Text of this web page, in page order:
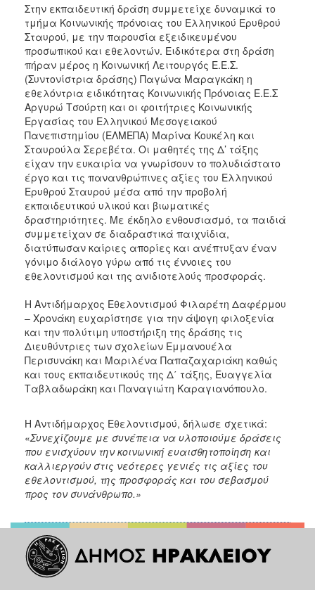
​Στην εκπαιδευτική δράση συμμετείχε δυναμικά το
τμήμα Κοινωνικής πρόνοιας του Ελληνικού Ερυθρού
Σταυρού, με την παρουσία εξειδικευμένου
προσωπικού και εθελοντών. Ειδικότερα στη δράση
πήραν μέρος η Κοινωνική Λειτουργός Ε.Ε.Σ.
(Συντονίστρια δράσης) Παγώνα Μαραγκάκη η
εθελόντρια ειδικότητας Κοινωνικής Πρόνοιας Ε.Ε.Σ
Αργυρώ Τσούρτη και οι φοιτήτριες Κοινωνικής
Εργασίας του Ελληνικού Μεσογειακού
Πανεπιστημίου (ΕΛΜΕΠΑ) Μαρίνα Κουκέλη και
Σταυρούλα Σερεβέτα. Οι μαθητές της Δ’ τάξης
είχαν την ευκαιρία να γνωρίσουν το πολυδιάστατο
έργο και τις πανανθρώπινες αξίες του Ελληνικού
Ερυθρού Σταυρού μέσα από την προβολή
εκπαιδευτικού υλικού και βιωματικές
δραστηριότητες. Με έκδηλο ενθουσιασμό, τα παιδιά
συμμετείχαν σε διαδραστικά παιχνίδια,
διατύπωσαν καίριες απορίες και ανέπτυξαν έναν
γόνιμο διάλογο γύρω από τις έννοιες του
εθελοντισμού και της ανιδιοτελούς προσφοράς.
​Η Αντιδήμαρχος Εθελοντισμού Φιλαρέτη Δαφέρμου
– Χρονάκη ευχαρίστησε για την άψογη φιλοξενία
και την πολύτιμη υποστήριξη της δράσης τις
Διευθύντριες των σχολείων Εμμανουέλα
Περισυνάκη και Μαριλένα Παπαζαχαριάκη καθώς
και τους εκπαιδευτικούς της Δ΄ τάξης, Ευαγγελία
Ταβλαδωράκη και Παναγιώτη Καραγιανόπουλο.
​Η Αντιδήμαρχος Εθελοντισμού, δήλωσε σχετικά:
«Συνεχίζουμε με συνέπεια να υλοποιούμε δράσεις
που ενισχύουν την κοινωνική ευαισθητοποίηση και
καλλιεργούν στις νεότερες γενιές τις αξίες του
εθελοντισμού, της προσφοράς και του σεβασμού
προς τον συνάνθρωπο.»